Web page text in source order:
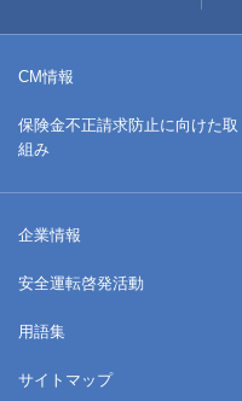
CM情報
保険金不正請求防止に向けた取
組み
企業情報
安全運転啓発活動
用語集
サイトマップ